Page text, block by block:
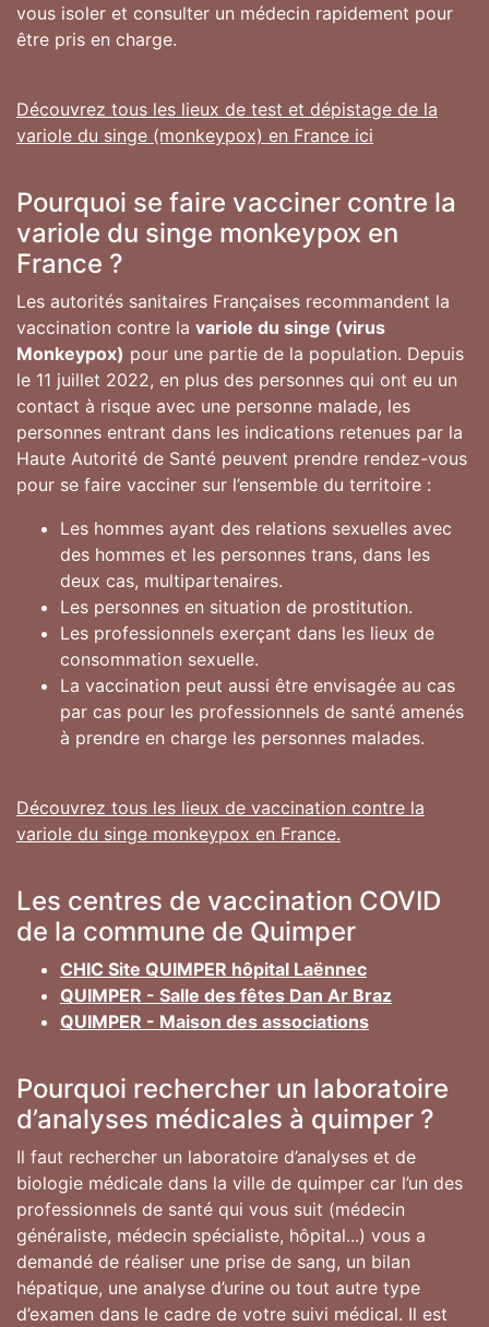
vous isoler et consulter un médecin rapidement pour
être pris en charge.
Découvrez tous les lieux de test et dépistage de la
variole du singe (monkeypox) en France ici
Pourquoi se faire vacciner contre la
variole du singe monkeypox en
France ?
Les autorités sanitaires Françaises recommandent la
vaccination contre la variole du singe (virus
Monkeypox) pour une partie de la population. Depuis
le 11 juillet 2022, en plus des personnes qui ont eu un
contact à risque avec une personne malade, les
personnes entrant dans les indications retenues par la
Haute Autorité de Santé peuvent prendre rendez-vous
pour se faire vacciner sur l’ensemble du territoire :
Les hommes ayant des relations sexuelles avec
des hommes et les personnes trans, dans les
deux cas, multipartenaires.
Les personnes en situation de prostitution.
Les professionnels exerçant dans les lieux de
consommation sexuelle.
La vaccination peut aussi être envisagée au cas
par cas pour les professionnels de santé amenés
à prendre en charge les personnes malades.
Découvrez tous les lieux de vaccination contre la
variole du singe monkeypox en France.
Les centres de vaccination COVID
de la commune de Quimper
CHIC Site QUIMPER hôpital Laënnec
QUIMPER - Salle des fêtes Dan Ar Braz
QUIMPER - Maison des associations
Pourquoi rechercher un laboratoire
d’analyses médicales à quimper ?
Il faut rechercher un laboratoire d’analyses et de
biologie médicale dans la ville de quimper car l’un des
professionnels de santé qui vous suit (médecin
généraliste, médecin spécialiste, hôpital...) vous a
demandé de réaliser une prise de sang, un bilan
hépatique, une analyse d’urine ou tout autre type
d’examen dans le cadre de votre suivi médical. Il est